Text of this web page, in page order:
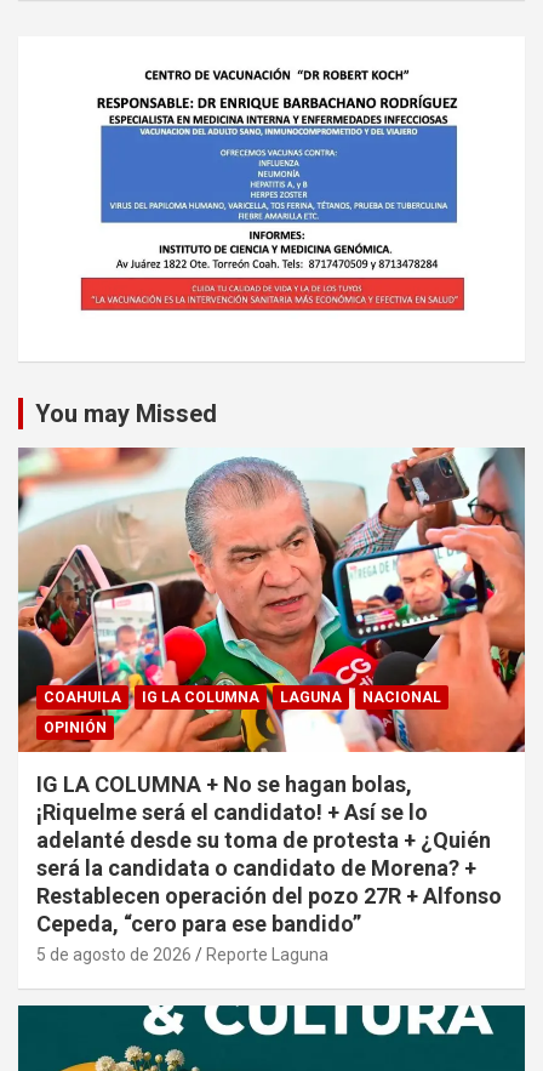
You may Missed
COAHUILA IG LA COLUMNA LAGUNA
NACIONAL
OPINIÓN
IG LA COLUMNA + No se hagan bolas,
¡Riquelme será el candidato! + Así se lo
adelanté desde su toma de protesta + ¿Quién
será la candidata o candidato de Morena? +
Restablecen operación del pozo 27R + Alfonso
Cepeda, “cero para ese bandido”
5 de agosto de 2026 Reporte Laguna